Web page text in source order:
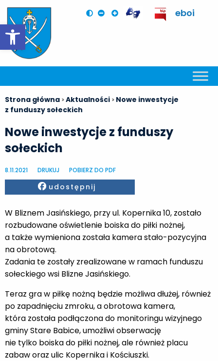
Otwórz pasek narzędzi
eboi
Strona główna >Aktualności > Nowe inwestycje
z funduszy sołeckich
Nowe inwestycje z funduszy
sołeckich
8.11.2021 DRUKUJ POBIERZ DO PDF
Facebook
udostępnij
W Bliznem Jasińskiego, przy ul. Kopernika 10, zostało
rozbudowane oświetlenie boiska do piłki nożnej,
a także wymieniona została kamera stało-pozycyjna
na obrotową.
Zadania te zostały zrealizowane w ramach funduszu
sołeckiego wsi Blizne Jasińskiego.
Teraz gra w piłkę nożną będzie możliwa dłużej, również
po zapadnięciu zmroku, a obrotowa kamera,
która została podłączona do monitoringu wizyjnego
gminy Stare Babice, umożliwi obserwację
nie tylko boiska do piłki nożnej, ale również placu
zabaw oraz ulic Kopernika i Kościuszki.